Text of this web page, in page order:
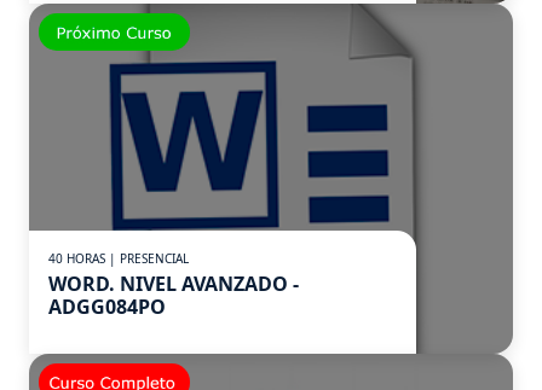
40 HORAS | PRESENCIAL
WORD. NIVEL AVANZADO -
ADGG084PO